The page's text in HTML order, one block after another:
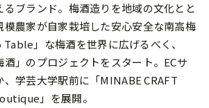
るブランド。梅酒造りを地域の⽂化とと
模農家が⾃家栽培した安⼼安全な南⾼梅
」な梅酒を世界に広げるべく、
酒」のプロジェクトをスタート。ECサ
学芸⼤学駅前に「MINABE CRAFT
」を展開。